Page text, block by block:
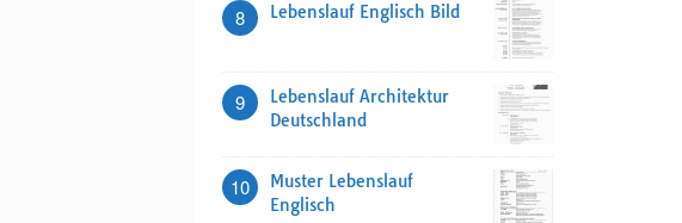
8 Lebenslauf Englisch Bild
9
Lebenslauf Architektur
Deutschland
10
Muster Lebenslauf
Englisch